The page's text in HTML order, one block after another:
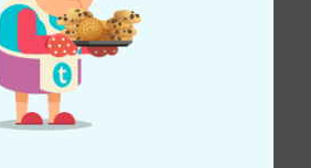
Visste du?
Onlineguide